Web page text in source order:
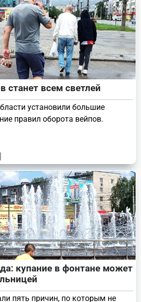
станет всем светлей
установили большие
правил оборота вейпов.
купание в фонтане может
пять причин, по которым не